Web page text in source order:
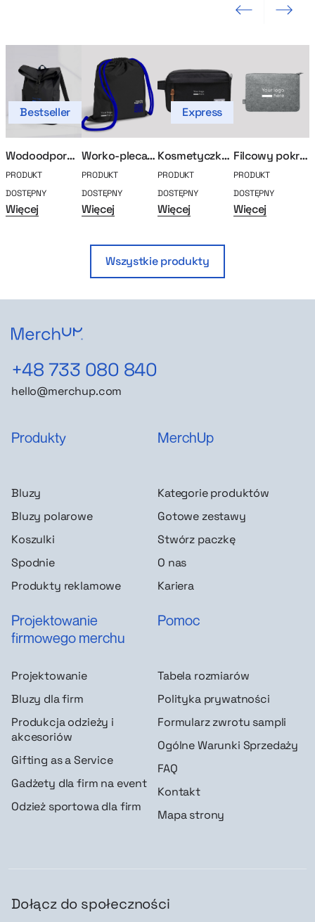
Poprzedni slajd Następny
Bestseller
Wodoodporny plecak roll-top
PRODUKT
DOSTĘPNY
Więcej
Worko-plecak MerchUp
PRODUKT
DOSTĘPNY
Więcej
Express
Kosmetyczka Herschel
PRODUKT
DOSTĘPNY
Więcej
Filcowy pokrowiec na laptopa
PRODUKT
DOSTĘPNY
Więcej
Wszystkie produkty
+48 733 080 840
hello@merchup.com
Produkty
Bluzy
Bluzy polarowe
Koszulki
Spodnie
Produkty reklamowe
MerchUp
Kategorie produktów
Gotowe zestawy
Stwórz paczkę
O nas
Kariera
Projektowanie
firmowego merchu
Projektowanie
Bluzy dla firm
Produkcja odzieży i
akcesoriów
Gifting as a Service
Gadżety dla firm na event
Odzież sportowa dla firm
Pomoc
Tabela rozmiarów
Polityka prywatności
Formularz zwrotu sampli
Ogólne Warunki Sprzedaży
FAQ
Kontakt
Mapa strony
Dołącz do społeczności